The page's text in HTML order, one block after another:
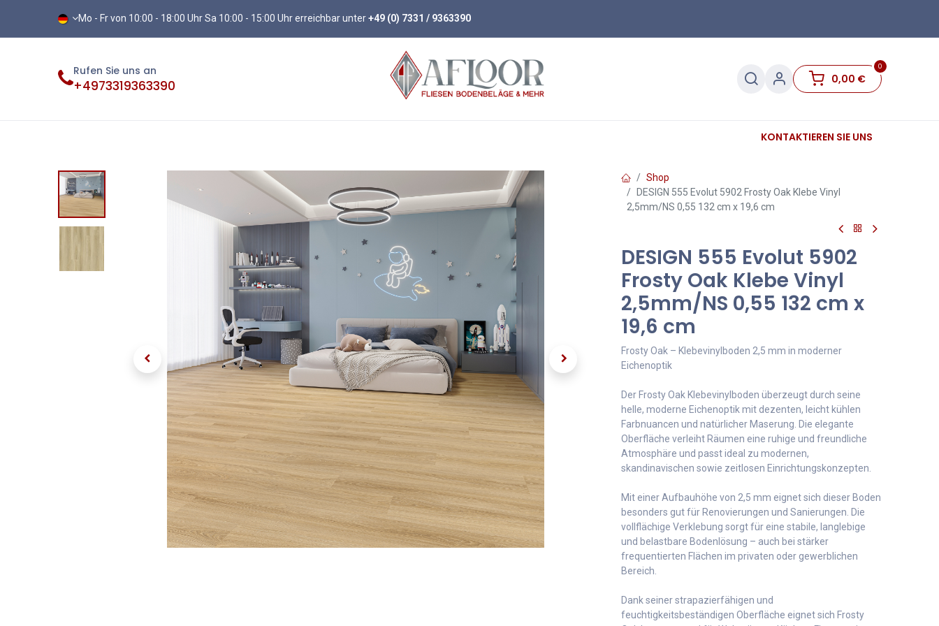
Mo - Fr von 10:00 - 18:00 Uhr Sa 10:00 - 15:00 Uhr erreichbar unter+49 (0) 7331 / 9363390
Rufen Sie uns an
+4973319363390
0
0,00 €
Sockelleisten Sale
KONTAKTIEREN SIE UNS
Shop
DESIGN 555 Evolut 5902 Frosty Oak Klebe Vinyl
2,5mm/NS 0,55 132 cm x 19,6 cm
DESIGN 555 Evolut 5902
Frosty Oak Klebe Vinyl
2,5mm/NS 0,55 132 cm x
19,6 cm
Frosty Oak – Klebevinylboden 2,5 mm in moderner
Eichenoptik
Der Frosty Oak Klebevinylboden überzeugt durch seine
helle, moderne Eichenoptik mit dezenten, leicht kühlen
Farbnuancen und natürlicher Maserung. Die elegante
Oberfläche verleiht Räumen eine ruhige und freundliche
Atmosphäre und passt ideal zu modernen,
skandinavischen sowie zeitlosen Einrichtungskonzepten.
Mit einer Aufbauhöhe von 2,5 mm eignet sich dieser Boden
besonders gut für Renovierungen und Sanierungen. Die
vollflächige Verklebung sorgt für eine stabile, langlebige
und belastbare Bodenlösung – auch bei stärker
frequentierten Flächen im privaten oder gewerblichen
Bereich.
Dank seiner strapazierfähigen und
feuchtigkeitsbeständigen Oberfläche eignet sich Frosty